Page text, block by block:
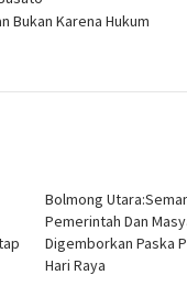
Bukan Karena Hukum
Bolmong
Pemerintah Dan
Digemborkan Paska
Hari Raya